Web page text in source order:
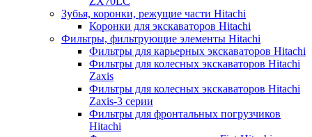
Зубья, коронки, режущие части Hitachi
Коронки для экскаваторов Hitachi
Фильтры, фильтрующие элементы Hitachi
Фильтры для карьерных экскаваторов Hitachi
Фильтры для колесных экскаваторов Hitachi
Zaxis
Фильтры для колесных экскаваторов Hitachi
Zaxis-3 серии
Фильтры для фронтальных погрузчиков
Hitachi